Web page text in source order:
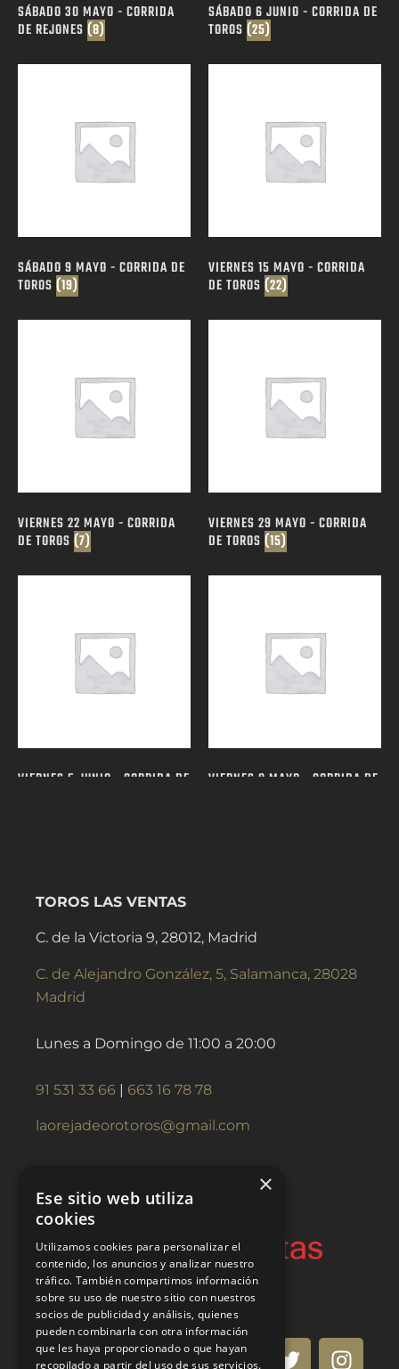
SÁBADO 30 MAYO - CORRIDA
DE REJONES (8)
SÁBADO 6 JUNIO - CORRIDA DE
TOROS (25)
SÁBADO 9 MAYO - CORRIDA DE
TOROS (19)
VIERNES 15 MAYO - CORRIDA
DE TOROS (22)
VIERNES 22 MAYO - CORRIDA
DE TOROS (7)
VIERNES 29 MAYO - CORRIDA
DE TOROS (15)
VIERNES 5 JUNIO - CORRIDA DE
VIERNES 8 MAYO - CORRIDA DE
TOROS LAS VENTAS
C. de la Victoria 9, 28012, Madrid
C. de Alejandro González, 5, Salamanca, 28028
Madrid
Lunes a Domingo de 11:00 a 20:00
91 531 33 66 | 663 16 78 78
laorejadeorotoros@gmail.com
×
Ese sitio web utiliza
cookies
Utilizamos cookies para personalizar el
contenido, los anuncios y analizar nuestro
tráfico. También compartimos información
sobre su uso de nuestro sitio con nuestros
socios de publicidad y análisis, quienes
pueden combinarla con otra información
que les haya proporcionado o que hayan
recopilado a partir del uso de sus servicios.